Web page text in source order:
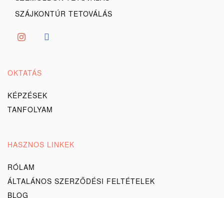
SZÁJKONTÚR TETOVÁLÁS
OKTATÁS
KÉPZÉSEK
TANFOLYAM
HASZNOS LINKEK
RÓLAM
ÁLTALÁNOS SZERZŐDÉSI FELTÉTELEK
BLOG